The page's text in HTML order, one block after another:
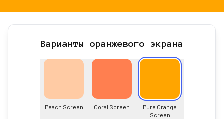
Варианты оранжевого экрана
Peach Screen Coral Screen
Pure Orange
Screen